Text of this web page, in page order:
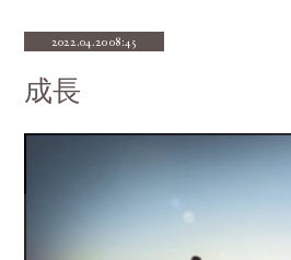
2022.04.20 08:45
成長